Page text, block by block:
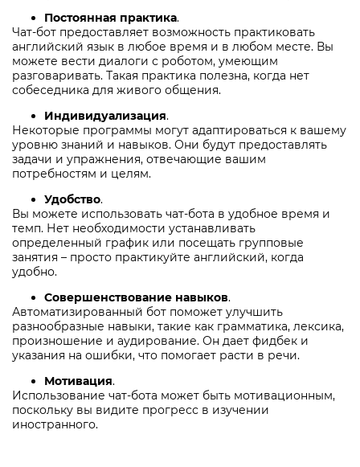
Постоянная практика.
Чат-бот предоставляет возможность практиковать
английский язык в любое время и в любом месте. Вы
можете вести диалоги с роботом, умеющим
разговаривать. Такая практика полезна, когда нет
собеседника для живого общения.
Индивидуализация.
Некоторые программы могут адаптироваться к вашему
уровню знаний и навыков. Они будут предоставлять
задачи и упражнения, отвечающие вашим
потребностям и целям.
Удобство.
Вы можете использовать чат-бота в удобное время и
темп. Нет необходимости устанавливать
определенный график или посещать групповые
занятия – просто практикуйте английский, когда
удобно.
Совершенствование навыков.
Автоматизированный бот поможет улучшить
разнообразные навыки, такие как грамматика, лексика,
произношение и аудирование. Он дает фидбек и
указания на ошибки, что помогает расти в речи.
Мотивация.
Использование чат-бота может быть мотивационным,
поскольку вы видите прогресс в изучении
иностранного.